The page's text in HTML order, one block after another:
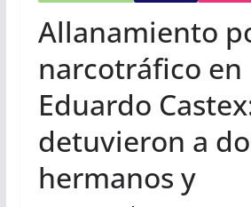
Allanamiento
narcotráfico en
Eduardo
detuvieron a
hermanos y